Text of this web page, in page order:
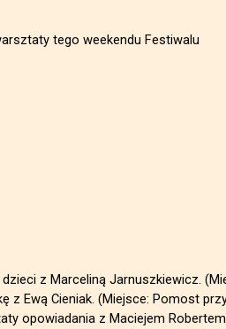
tego weekendu Festiwalu
z Marceliną Jarnuszkiewicz.
Ewą Cieniak. (Miejsce: Pomost
opowiadania z Maciejem